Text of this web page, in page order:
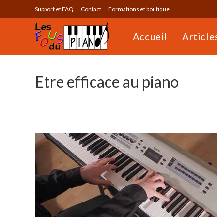
to
Support et FAQ Contact Formations et boutique
Accueil
Etre efficace au piano